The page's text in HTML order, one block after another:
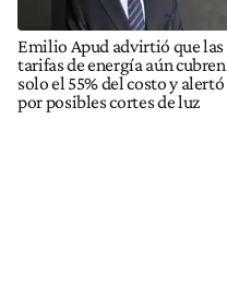
Emilio Apud advirtió que las
tarifas de energía aún cubren
solo el 55% del costo y alertó
por posibles cortes de luz